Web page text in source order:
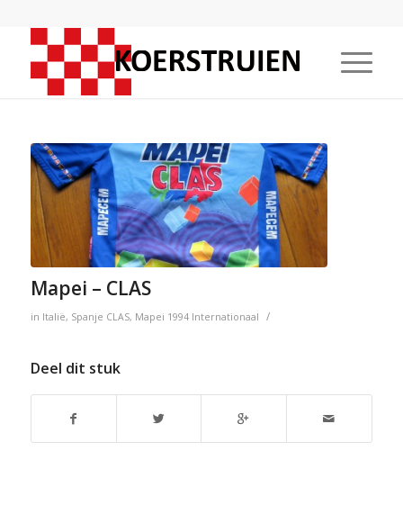
Mapei – CLAS
in Italië, Spanje CLAS, Mapei 1994 Internationaal /
Deel dit stuk